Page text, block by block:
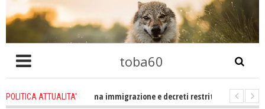
toba60
POLITICA ATTUALITA'
che problema immigrazione e decreti restrittivi della libertà